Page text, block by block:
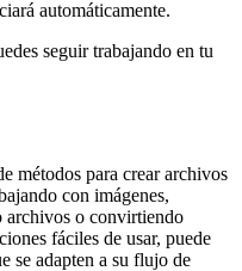
automáticamente.
seguir trabajando en tu
métodos para crear archivos
con imágenes,
archivos o convirtiendo
fáciles de usar, puede
se adapten a su flujo de